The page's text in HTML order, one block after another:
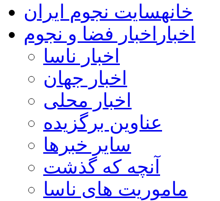
خانهسایت نجوم ایران
اخبار اخبار فضا و نجوم
اخبار ناسا
اخبار جهان
اخبار محلی
عناوین برگزیده
سایر خبرها
آنچه که گذشت
ماموریت های ناسا